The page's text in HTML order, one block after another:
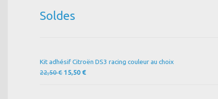
Soldes
Kit adhésif Citroën DS3 racing couleur au choix
22,50€ Le
15,50€Le